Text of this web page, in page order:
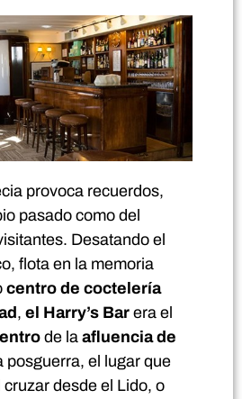
provoca recuerdos,
pasado como del
Desatando el
flota en la memoria
centro de coctelería
, el Harry’s Bar era el
de la afluencia de
posguerra, el lugar que
desde el Lido, o